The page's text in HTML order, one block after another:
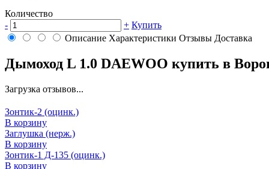
Количество
-
+ Купить
Описание Характеристики Отзывы Доставка
Дымоход L 1.0 DAEWOO купить в
Загрузка отзывов...
Зонтик-2 (оцинк.)
В корзину
Заглушка (нерж.)
В корзину
Зонтик-1 Д-135 (оцинк.)
В корзину